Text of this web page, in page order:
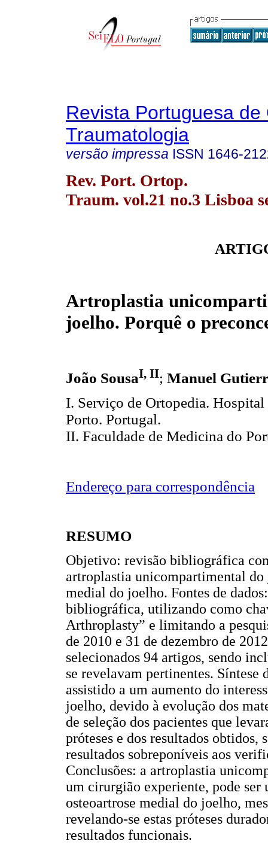
Revista Portuguesa de
Traumatologia
versão impressa ISSN 1646-
Rev. Port. Ortop.
Traum. vol.21 no.3 Lisboa
Artroplastia
joelho. Porquê o
João SousaI, II; Manuel
I. Serviço de Ortopedia. Hospital
Porto. Portugal.
II. Faculdade de Medicina do
Endereço para correspondência
RESUMO
Objetivo: revisão bibliográfica
artroplastia unicompartimental do
medial do joelho. Fontes de
bibliográfica, utilizando como
Arthroplasty” e limitando a
de 2010 e 31 de dezembro de
selecionados 94 artigos, sendo
se revelavam pertinentes. Síntese
assistido a um aumento do
joelho, devido à evolução dos
de seleção dos pacientes que
próteses e dos resultados
resultados sobreponíveis aos
Conclusões: a artroplastia
um cirurgião experiente, pode
osteoartrose medial do joelho,
revelando-se estas próteses
resultados funcionais.